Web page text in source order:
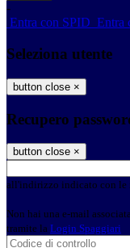
-
Entra con SPID Entra
Seleziona utente
button close ×
Recupero
button close ×
all'indirizzo indicato con le
Non hai una e-mail
tramite la Login Spaggiari